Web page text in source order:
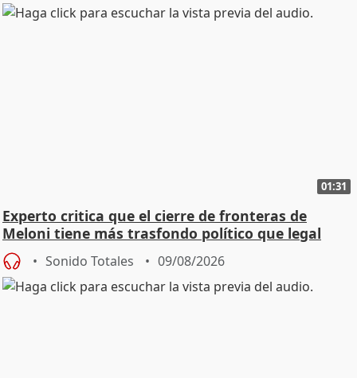
01:31
Experto critica que el cierre de fronteras de
Meloni tiene más trasfondo político que legal
Sonido Totales 09/08/2026